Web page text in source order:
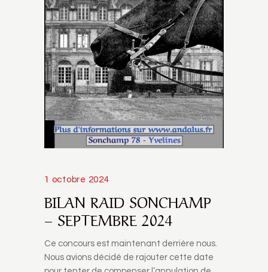
1 octobre 2024
BILAN RAID SONCHAMP
– SEPTEMBRE 2024
Ce concours est maintenant derrière nous.
Nous avions décidé de rajouter cette date